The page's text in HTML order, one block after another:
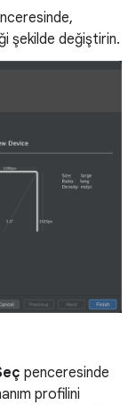
şekilde değiştirin.
penceresinde
profilini